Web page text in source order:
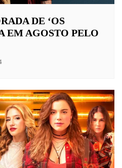
DE ‘OS
EM AGOSTO PELO